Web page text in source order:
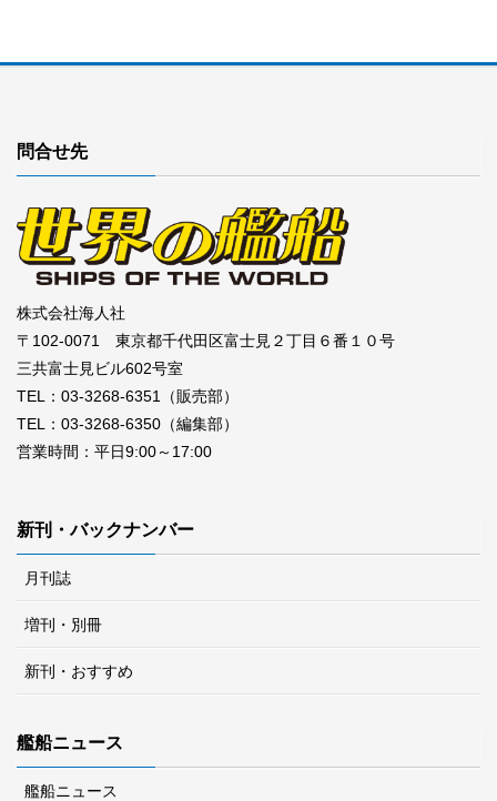
問合せ先
株式会社海人社
〒102-0071 東京都千代田区富士見２丁目６番１０号
三共富士見ビル602号室
TEL：03-3268-6351（販売部）
TEL：03-3268-6350（編集部）
営業時間：平日9:00～17:00
新刊・バックナンバー
月刊誌
増刊・別冊
新刊・おすすめ
艦船ニュース
艦船ニュース